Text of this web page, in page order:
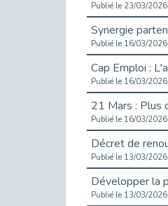
Publié le 23/03/2026
Publié le 16/03/2026
Publié le 16/03/2026
Publié le 16/03/2026
Publié le 13/03/2026
Publié le 13/03/2026